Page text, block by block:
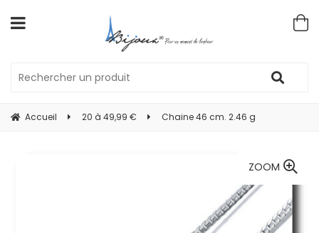
Accueil 20 à 49,99 € Chaine 46 cm. 2.46 g
ZOOM